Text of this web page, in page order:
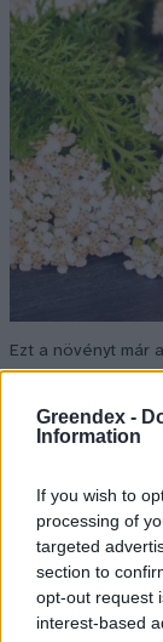
Greendex -
Information
If you wish to
processing of
targeted
section to
opt-out request
interest-based
Ezt a növényt már
pedig ma is